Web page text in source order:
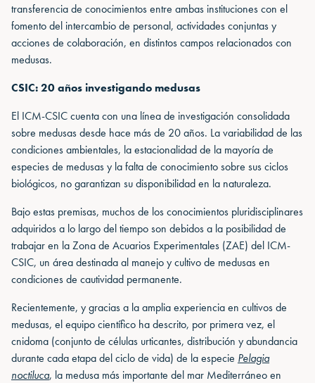
transferencia de conocimientos entre ambas instituciones con el
fomento del intercambio de personal, actividades conjuntas y
acciones de colaboración, en distintos campos relacionados con
medusas.
CSIC: 20 años investigando medusas
El ICM-CSIC cuenta con una línea de investigación consolidada
sobre medusas desde hace más de 20 años. La variabilidad de las
condiciones ambientales, la estacionalidad de la mayoría de
especies de medusas y la falta de conocimiento sobre sus ciclos
biológicos, no garantizan su disponibilidad en la naturaleza.
Bajo estas premisas, muchos de los conocimientos pluridisciplinares
adquiridos a lo largo del tiempo son debidos a la posibilidad de
trabajar en la Zona de Acuarios Experimentales (ZAE) del ICM-
CSIC, un área destinada al manejo y cultivo de medusas en
condiciones de cautividad permanente.
Recientemente, y gracias a la amplia experiencia en cultivos de
medusas, el equipo científico ha descrito, por primera vez, el
cnidoma (conjunto de células urticantes, distribución y abundancia
durante cada etapa del ciclo de vida) de la especie Pelagia
noctiluca, la medusa más importante del mar Mediterráneo en